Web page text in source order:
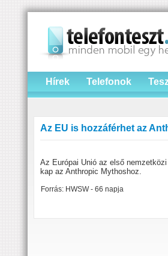
Hírek Telefonok
Az EU is hozzáférhet az
Az Európai Unió az első
kap az Anthropic Mythoshoz.
Forrás: HWSW - 66 napja